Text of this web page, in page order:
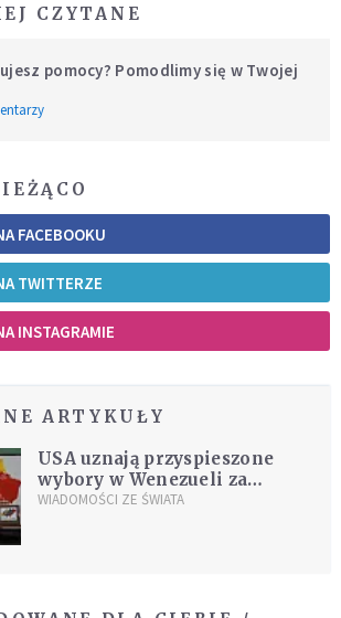
CZYTANE
pomocy? Pomodlimy się w Twojej
FACEBOOKU
TWITTERZE
INSTAGRAMIE
ARTYKUŁY
USA uznają przyspieszone
wybory w Wenezueli za
nieprawomocne
WIADOMOŚCI ZE ŚWIATA